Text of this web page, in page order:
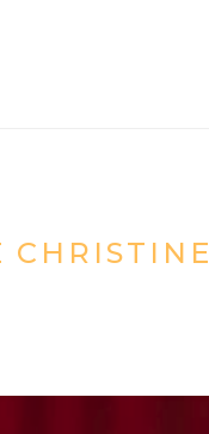
CHRISTINE